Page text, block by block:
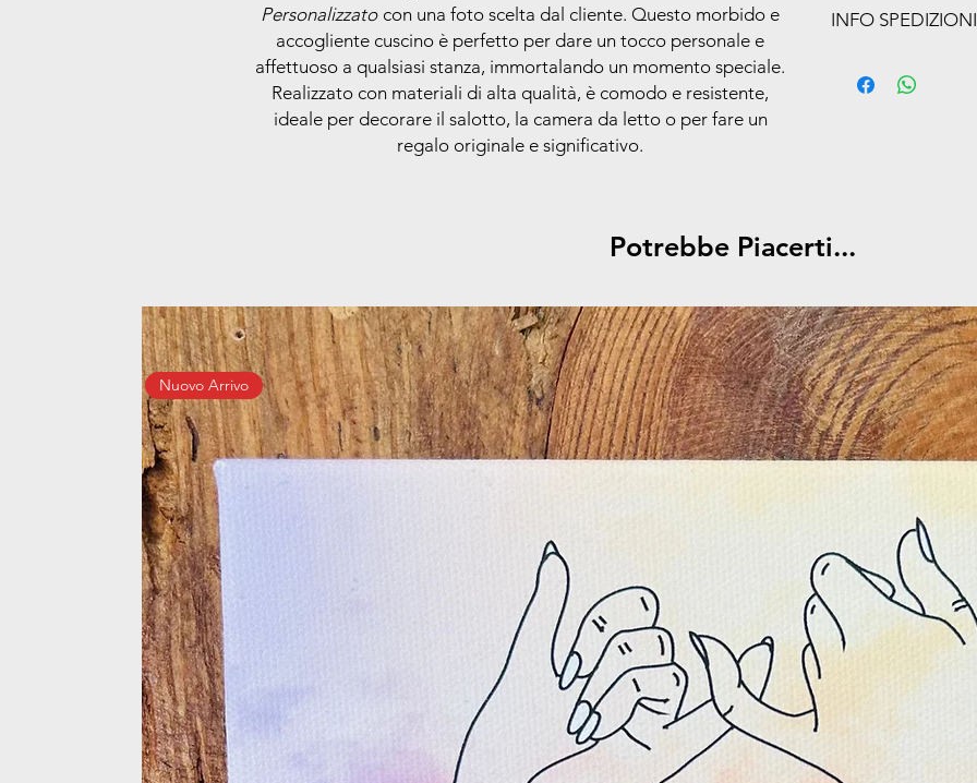
Personalizzato con una foto scelta dal cliente. Questo morbido e
accogliente cuscino è perfetto per dare un tocco personale e
affettuoso a qualsiasi stanza, immortalando un momento speciale.
Realizzato con materiali di alta qualità, è comodo e resistente,
ideale per decorare il salotto, la camera da letto o per fare un
regalo originale e significativo.
Foto
per un comfort
INFO SPEDIZIONI
ordini, con
Potrebbe Piacerti...
Nuovo Arrivo